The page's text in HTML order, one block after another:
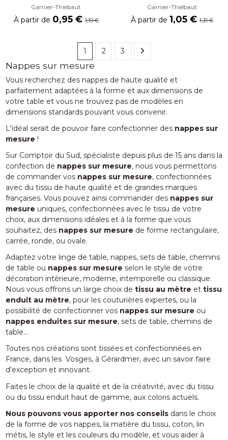
Garnier-Thiébaut
À partir de 0,95 €1,19 €
Garnier-Thiébaut
À partir de 1,05 €1,31 €
1 2 3
Nappes sur mesure
Vous recherchez des nappes de haute qualité et
parfaitement adaptées à la forme et aux dimensions de
votre table et vous ne trouvez pas de modèles en
dimensions standards pouvant vous convenir.
L'idéal serait de pouvoir faire confectionner des nappes sur
mesure !
Sur Comptoir du Sud, spécialiste depuis plus de 15 ans dans la
confection de nappes sur mesure, nous vous permettons
de commander vos nappes sur mesure, confectionnées
avec du tissu de haute qualité et de grandes marques
françaises. Vous pouvez ainsi commander des nappes sur
mesure uniques, confectionnées avec le tissu de votre
choix, aux dimensions idéales et à la forme que vous
souhaitez, des nappes sur mesure de forme rectangulaire,
carrée, ronde, ou ovale.
Adaptez votre linge de table, nappes, sets de table, chemins
de table ou nappes sur mesure selon le style de votre
décoration intérieure, moderne, intemporelle ou classique.
Nous vous offrons un large choix de tissu au mètre et tissu
enduit au mètre, pour les couturières expertes, ou la
possibilité de confectionner vosnappes sur mesure ou
nappes enduites sur mesure, sets de table, chemins de
table...
Toutes nos créations sont tissées et confectionnées en
France, dans les Vosges, à Gérardmer, avec un savoir faire
d'exception et innovant.
Faites le choix de la qualité et de la créativité, avec du tissu
ou du tissu enduit haut de gamme, aux coloris actuels.
Nous pouvons vous apporter nos conseilsdans le choix
de la forme de vos nappes, la matière du tissu, coton, lin
métis, le style et les couleurs du modèle, et vous aider à